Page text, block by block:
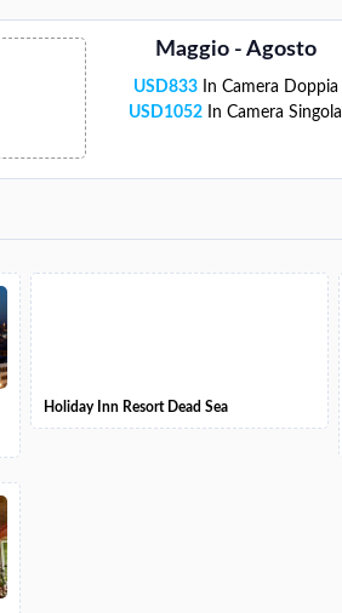
Maggio - Agosto
USD833In Camera Doppia
USD1052 In Camera Singola
Holiday Inn Resort Dead Sea